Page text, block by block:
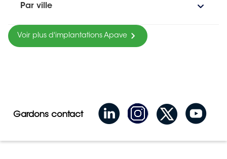
Par ville
Voir plus d'implantations Apave
Gardons contact